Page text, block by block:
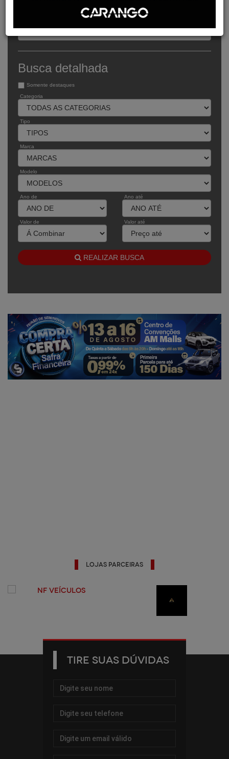
Busca expressa
Busca detalhada
Somente destaques
Categoria
Tipo
Marca
Modelo
Ano de Ano até
Valor de Valor até
REALIZAR BUSCA
Lojas Parceiras
TIRE SUAS DÚVIDAS